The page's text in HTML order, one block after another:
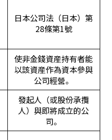
日本公司法（日本）第
28條第1號
使非金錢資産持有者能
以該資産作為資本參與
公司經營。
發起人（或股份承攬
人）與即將成立的公
司。